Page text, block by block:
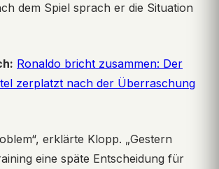
dem Spiel sprach er die Situation
Ronaldo bricht zusammen: Der
zerplatzt nach der Überraschung
erklärte Klopp. „Gestern
eine späte Entscheidung für